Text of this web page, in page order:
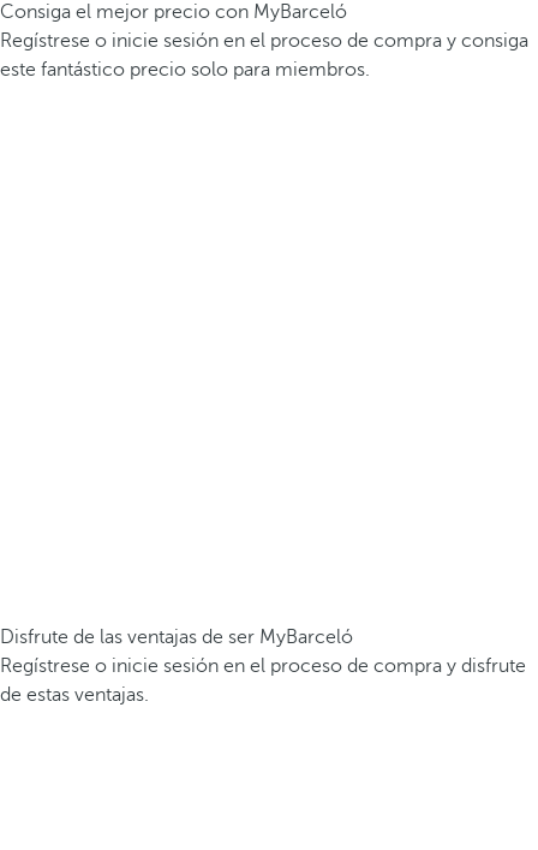
Consiga el mejor precio con MyBarceló
Regístrese o inicie sesión en el proceso de compra y consiga
este fantástico precio solo para miembros.
Disfrute de las ventajas de ser MyBarceló
Regístrese o inicie sesión en el proceso de compra y disfrute
de estas ventajas.